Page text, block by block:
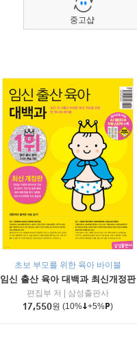
초보 부모를 위한 육아 바이블
임신 출산 육아 대백과 최신개정판
편집부 저
삼성출판사
17,550원 (10% +5% )
중고샵